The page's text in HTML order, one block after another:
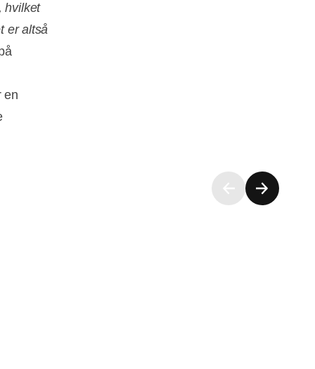
hvilket
er altså
en